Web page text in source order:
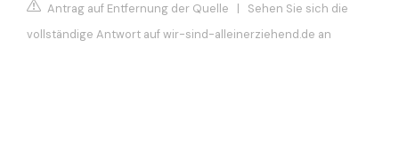
Antrag auf Entfernung der Quelle | Sehen Sie sich die
vollständige Antwort auf wir-sind-alleinerziehend.de an